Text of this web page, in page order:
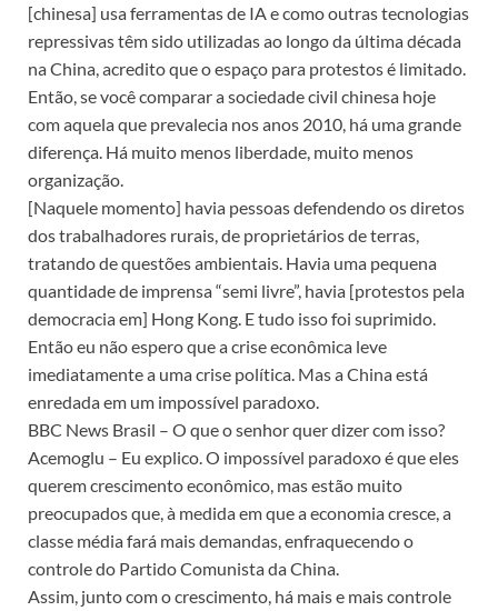
[chinesa] usa ferramentas de IA e como outras tecnologias
repressivas têm sido utilizadas ao longo da última década
na China, acredito que o espaço para protestos é limitado.
Então, se você comparar a sociedade civil chinesa hoje
com aquela que prevalecia nos anos 2010, há uma grande
diferença. Há muito menos liberdade, muito menos
organização.
[Naquele momento] havia pessoas defendendo os diretos
dos trabalhadores rurais, de proprietários de terras,
tratando de questões ambientais. Havia uma pequena
quantidade de imprensa “semi livre”, havia [protestos pela
democracia em] Hong Kong. E tudo isso foi suprimido.
Então eu não espero que a crise econômica leve
imediatamente a uma crise política. Mas a China está
enredada em um impossível paradoxo.
BBC News Brasil – O que o senhor quer dizer com isso?
Acemoglu – Eu explico. O impossível paradoxo é que eles
querem crescimento econômico, mas estão muito
preocupados que, à medida em que a economia cresce, a
classe média fará mais demandas, enfraquecendo o
controle do Partido Comunista da China.
Assim, junto com o crescimento, há mais e mais controle